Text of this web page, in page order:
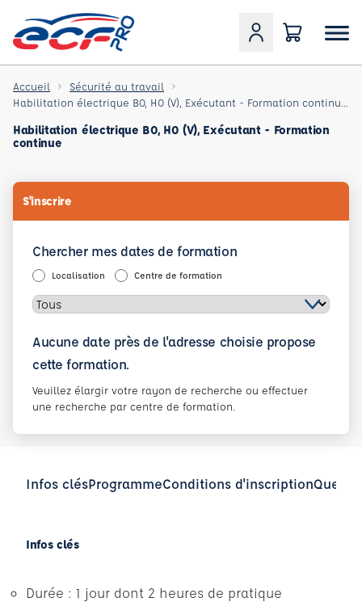
Accueil
Sécurité au travail
Habilitation électrique B0, H0 (V), Exécutant - Formation
continue
S'inscrire
Chercher mes dates de formation
Localisation Centre de formation
Aucune date près de l'adresse choisie propose
cette formation.
Veuillez élargir votre rayon de recherche ou effectuer
une recherche par centre de formation.
Infos clésProgrammeConditions d'inscription
Infos clés
Durée : 1 jour dont 2 heures de pratique